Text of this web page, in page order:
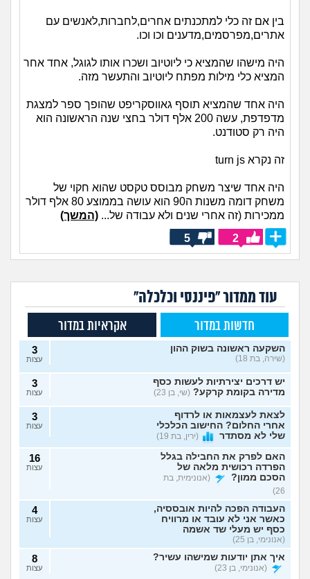
בין אם זה כלי למתכנתים אחרים,לחברות,לאנשים עם
אתרים,מפרסמים,מדענים וכו וכו.
היה מישהו שהמציא כי ליוטיוב ושכרו אותו לגוגל, אחד אחר
המציא כלי מילות מפתח ליוטיוב והתעשר מזה.
היה אחד שהמציא תוסף גאווסקריפט שהופך ספר למצגת
מדפדפת, עשה 200 אלף דולר בחצי שנה הראשונה הוא
היה רק סטודנט.
זה נקרא turn js
היה אחד שיצר משחק מבוסס טקסט שהוא חקוי של
משחק דומה משנות ה90 הוא עושה בממוצע 80 אלף דולר
ממכירות (זה אחרי שנים ולא עבודה של... (המשך)
2
5
עוד ממדור "פיננסי וכלכלה"
חדשות במדור אקראיות במדור
השקעה ראשונה בשוק ההון
(שירה, בת 18)
3
עצות
יש דרכים יצירתיות לעשות כסף
מדירה בקומת קרקע? (שי, בן 23)
3
עצות
לצאת לעצמאות או לרדוף
אחרי החלום? החישוב הכלכלי
שלי לא מסתדר
(ירין, בת 19)
3
עצות
האם לפרק את החבילה בגלל
הפרדה רכושית מלאה של
הסכם ממון?
(אנונימית, בת
26)
16
עצות
העבודה הפכה להיות אובססיה,
כאשר אני לא עובד או מרוויח
כסף יש מעלי שד אשמה
(אנונימי, בן 25)
4
עצות
איך אתן יודעות שמישהו עשיר?
(אנונימי, בן 23)
8
עצות